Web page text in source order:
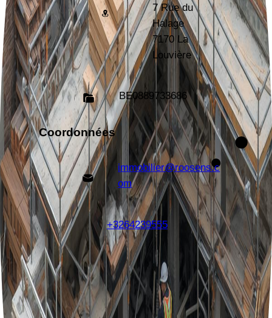
7 Rue du
Halage
7170 La
Louvière
BE0889733686
Coordonnées
immobilier@roosens.c
om
+3264239555